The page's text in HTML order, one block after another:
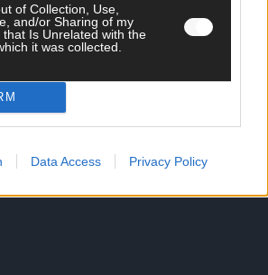
of Collection, Use,
and/or Sharing of my
that Is Unrelated with the
it was collected.
Data Access Privacy Policy